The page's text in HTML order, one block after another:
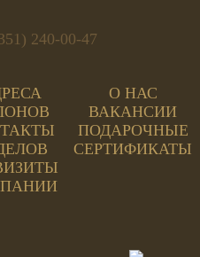
240-00-47
О НАС
ВАКАНСИИ
ПОДАРОЧНЫЕ
СЕРТИФИКАТЫ